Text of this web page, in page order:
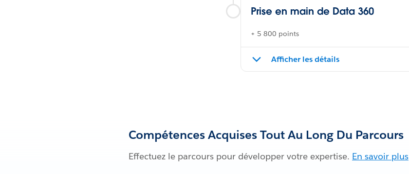
Prise en main de Data 360
+ 5 800 points
Afficher les détails
Compétences Acquises Tout Au Long Du Parcours
Effectuez le parcours pour développer votre expertise. En savoir plus